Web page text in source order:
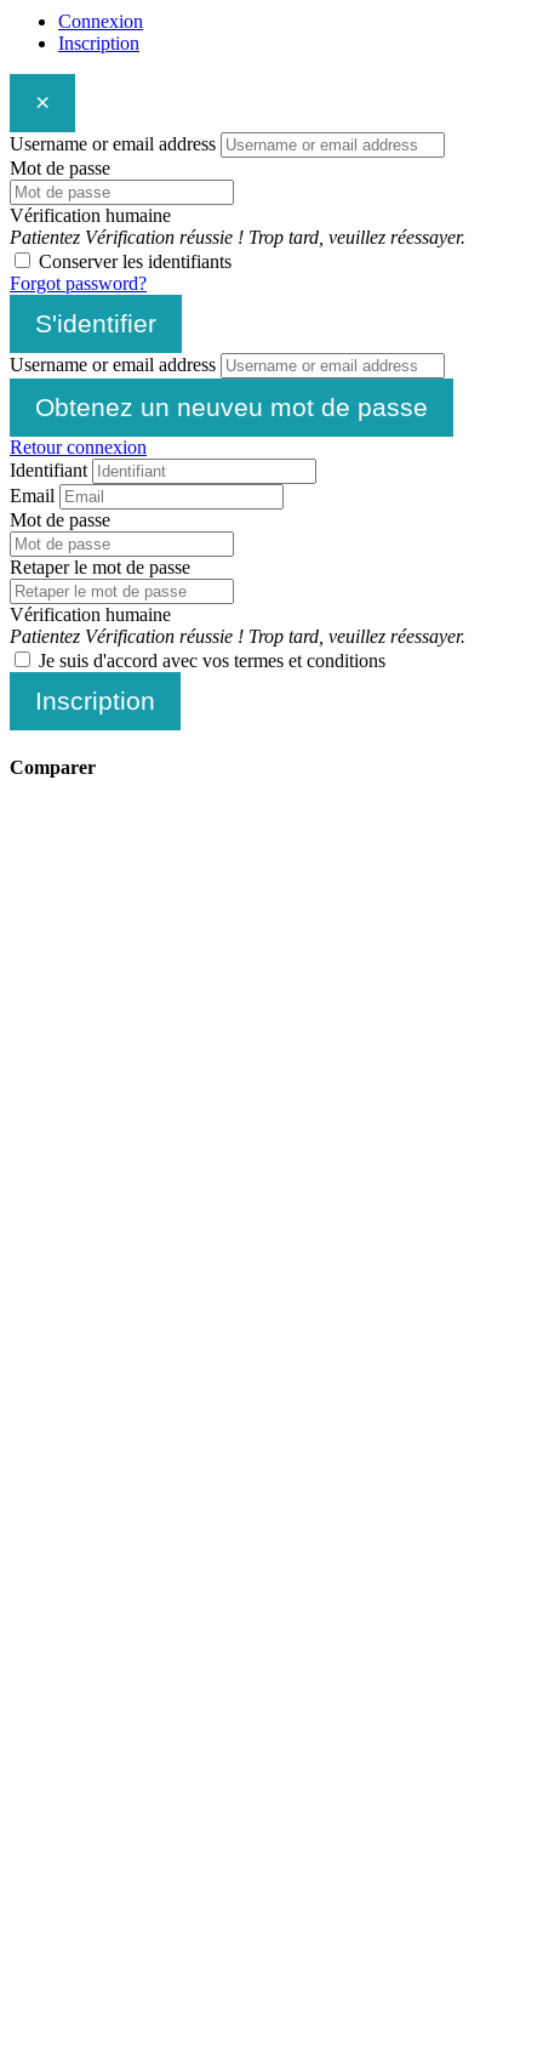
Connexion
Inscription
×
Username or email address
Mot de passe
Vérification humaine
Patientez Vérification réussie ! Trop tard, veuillez réessayer.
Conserver les identifiants
Forgot password?
S'identifier
Username or email address
Obtenez un neuveu mot de passe
Retour connexion
Identifiant
Email
Mot de passe
Retaper le mot de passe
Vérification humaine
Patientez Vérification réussie ! Trop tard, veuillez réessayer.
Je suis d'accord avec vos termes et conditions
Inscription
Comparer